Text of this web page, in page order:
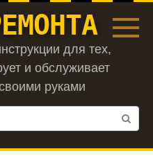
для тех,
и обслуживает
руками